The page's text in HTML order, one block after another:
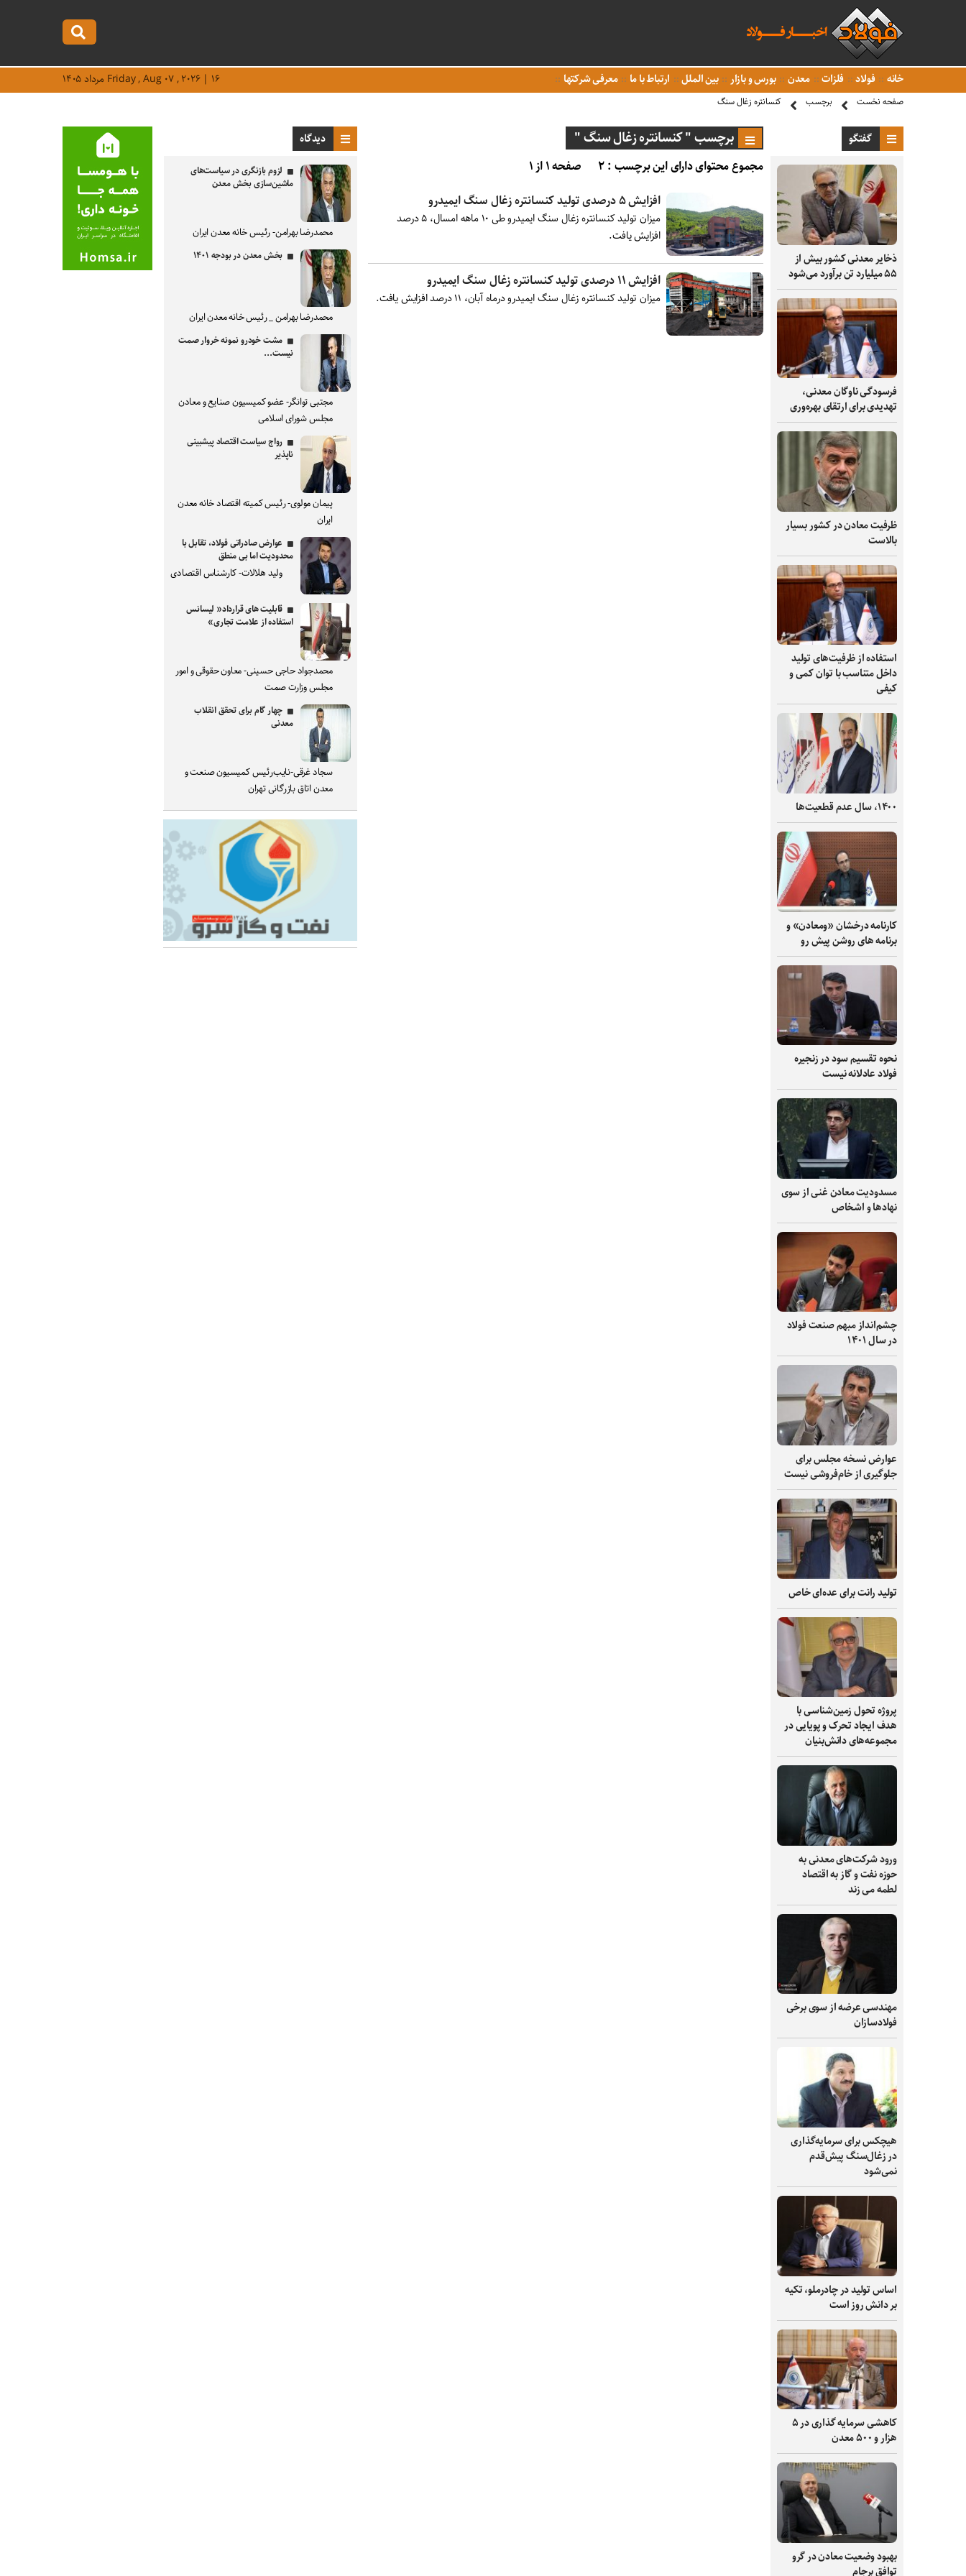
خانه فولاد فلزات معدن بورس و بازار بین الملل ارتباط با ما معرفی شرکتها Friday , Aug ۰۷ , ۲۰۲۶ | ۱۶ مرداد ۱۴۰۵
صفحه نخست برچسب کنسانتره زغال سنگ
گفتگو
ذخایر معدنی کشور بیش از
۵۵ میلیارد تن برآورد می‌شود
فرسودگی ناوگان معدنی،
تهدیدی برای ارتقای بهره‌وری
ظرفیت‌ معادن در کشور بسیار
بالاست
استفاده از ظرفیت‌های تولید
داخل متناسب با توان کمی و
کیفی
۱۴۰۰، سال عدم قطعیت‌ها
کارنامه درخشان «ومعادن» و
برنامه های روشن پیش رو
نحوه تقسیم سود در زنجیره
فولاد عادلانه نیست
مسدودیت معادن غنی از سوی
نهادها و اشخاص
چشم‌انداز مبهم صنعت فولاد
در سال ۱۴۰۱
عوارض نسخه مجلس برای
جلوگیری از خام‌فروشی نیست
تولید رانت برای عده‌ای خاص
پروژه تحول زمین‌شناسی با
هدف ایجاد تحرک و پویایی در
مجموعه‌های دانش‌بنیان
ورود شرکت‌های معدنی به
حوزه نفت و گاز به اقتصاد
لطمه می زند
مهندسی عرضه از سوی برخی
فولادسازان
هیچکس برای سرمایه‌گذاری
در زغال‌سنگ پیش‌قدم
نمی‌شود
اساس تولید در چادرملو، تکیه
بر دانش‌ روز است
کاهشی سرمایه گذاری در ۵
هزار و ۵۰۰ معدن
بهبود وضعیت معادن در گرو
توافق برجام
برچسب " کنسانتره زغال سنگ "
مجموع محتوای دارای این برچسب : ۲
صفحه ۱ از ۱
افزایش ۵ درصدی تولید کنسانتره زغال سنگ ایمیدرو
میزان تولید کنسانتره زغال سنگ ایمیدرو طی ۱۰ ماهه امسال، ۵ درصد
افزایش یافت.
افزایش ۱۱ درصدی تولید کنسانتره زغال سنگ ایمیدرو
میزان تولید کنسانتره زغال سنگ ایمیدرو درماه آبان، ۱۱ درصد افزایش یافت.
دیدگاه
لزوم بازنگری در سیاست‌های
ماشین‌سازی بخش معدن
محمدرضا بهرامن- رئیس خانه معدن ایران
بخش معدن در بودجه ۱۴۰۱
محمدرضا بهرامن _ رئیس خانه معدن ایران
مشت خودرو نمونه خروار صمت
نیست...
مجتبی توانگر- عضو کمیسیون صنایع و معادن
مجلس شورای اسلامی
رواج سیاست اقتصاد پیشبینی
ناپذیر
پیمان مولوی- رئیس کمیته اقتصاد خانه معدن
ایران
عوارض صادراتی فولاد، تقابل با
محدودیت اما بی منطق
ولید هلالات- کارشناس اقتصادی
قابلیت های قرارداد« لیسانس
استفاده از علامت تجاری»
محمدجواد حاجی حسینی- معاون حقوقی و امور
مجلس وزارت صمت
چهار گام برای تحقق انقلاب
معدنی
سجاد غرقی-نایب‌رئیس کمیسیون صنعت و
معدن اتاق بازرگانی تهران